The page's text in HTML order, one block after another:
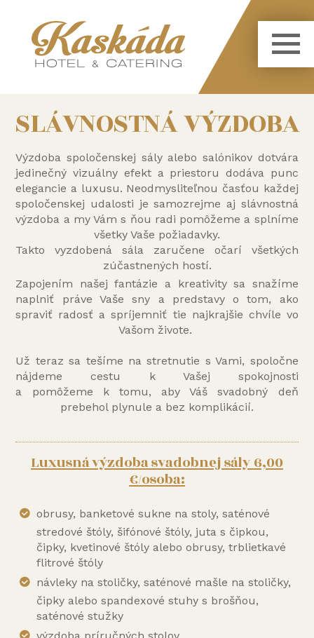
SLÁVNOSTNÁ VÝZDOBA
Výzdoba spoločenskej sály alebo salónikov dotvára
jedinečný vizuálny efekt a priestoru dodáva punc
elegancie a luxusu. Neodmysliteľnou časťou každej
spoločenskej udalosti je samozrejme aj slávnostná
výzdoba a my Vám s ňou radi pomôžeme a splníme
všetky Vaše požiadavky.
Takto vyzdobená sála zaručene očarí všetkých
zúčastnených hostí.
Zapojením našej fantázie a kreativity sa snažíme
naplniť práve Vaše sny a predstavy o tom, ako
spraviť radosť a spríjemniť tie najkrajšie chvíle vo
Vašom živote.
Už teraz sa tešíme na stretnutie s Vami, spoločne
nájdeme cestu k Vašej spokojnosti
a pomôžeme k tomu, aby Váš svadobný deň
prebehol plynule a bez komplikácií.
Luxusná výzdoba svadobnej sály 6,00
€/osoba:
obrusy, banketové sukne na stoly, saténové
stredové štóly, šifónové štóly, juta s čipkou,
čipky, kvetinové štóly alebo obrusy, trblietkavé
flitrové štóly
návleky na stoličky, saténové mašle na stoličky,
čipky alebo spandexové stuhy s brošňou,
saténové stužky